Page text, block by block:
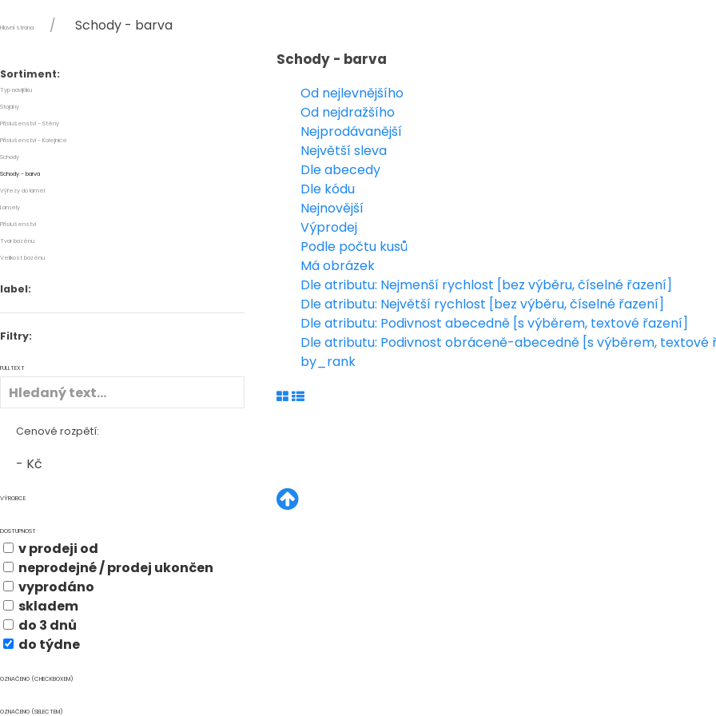
Hlavní strana Schody - barva
Sortiment:
Typ navijáku
Stojany
Příslušenství - Stěny
Příslušenství - Kolejnice
Schody
Schody - barva
Výřezy do lamel
Lamely
Příslušenství
Tvar bazénu
Velikost bazénu
label:
Filtry:
FULLTEXT
Cenové rozpětí:
- Kč
VÝROBCE
DOSTUPNOST
v prodeji od
neprodejné / prodej ukončen
vyprodáno
skladem
do 3 dnů
do týdne
OZNAČENO (CHECKBOXEM)
OZNAČENO (SELECTEM)
Schody - barva
Od nejlevnějšího
Od nejdražšího
Nejprodávanější
Největší sleva
Dle abecedy
Dle kódu
Nejnovější
Výprodej
Podle počtu kusů
Má obrázek
Dle atributu: Nejmenší rychlost [bez výběru, číselné řazení]
Dle atributu: Největší rychlost [bez výběru, číselné řazení]
Dle atributu: Podivnost abecedně [s výběrem, textové řazení]
Dle atributu: Podivnost obráceně-abecedně [s výběrem, textové
by_rank